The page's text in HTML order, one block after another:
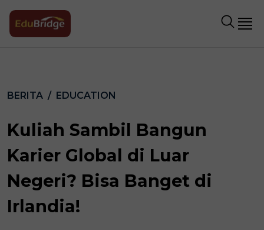
BERITA EDUCATION
Kuliah Sambil Bangun
Karier Global di Luar
Negeri? Bisa Banget di
Irlandia!